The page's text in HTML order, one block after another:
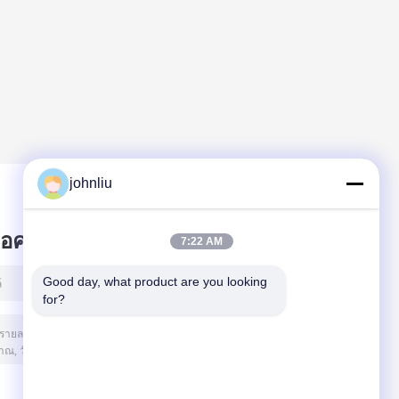
ความไว้
johnliu
7:22 AM
Good day, what product are you looking
for?